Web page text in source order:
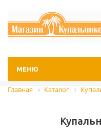
МЕНЮ
Главная Каталог